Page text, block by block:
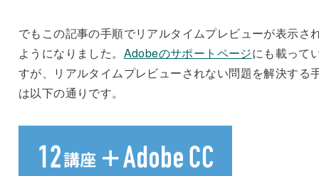
でもこの記事の手順でリアルタイムプレビューが表示さ
ようになりました。 Adobeのサポートページにも載って
すが、リアルタイムプレビューされない問題を解決する
は以下の通りです。